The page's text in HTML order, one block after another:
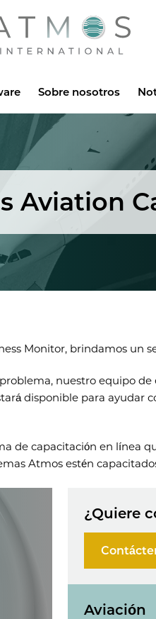
Sobre nosotros
Aviation
Monitor, brindamos un
nuestro equipo
disponible para ayudar
de capacitación en línea
Atmos estén
¿Quiere
Aviación